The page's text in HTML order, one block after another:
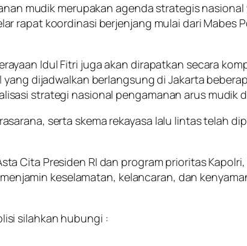
mudik merupakan agenda strategis
rapat koordinasi berjenjang mulai dari
Idul Fitri juga akan dirapatkan secara
dijadwalkan berlangsung di Jakarta
strategi nasional pengamanan arus mudik
serta skema rekayasa lalu lintas telah
Cita Presiden RI dan program prioritas
keselamatan, kelancaran, dan
silahkan hubungi :